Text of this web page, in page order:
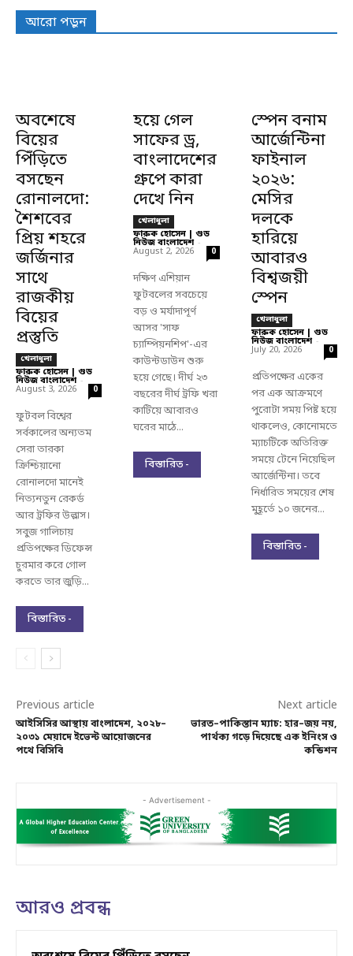
আরো পড়ুন
অবশেষে
বিয়ের
পিঁড়িতে
বসছেন
রোনালদো:
শৈশবের
প্রিয় শহরে
জর্জিনার
সাথে
রাজকীয়
বিয়ের
প্রস্তুতি
খেলাধুলা
ফারুক হোসেন | গুড
নিউজ বাংলাদেশ -
August 3, 2026 0
ফুটবল বিশ্বের
সর্বকালের অন্যতম
সেরা তারকা
ক্রিশ্চিয়ানো
রোনালদো মানেই
নিত্যনতুন রেকর্ড
আর ট্রফির উল্লাস।
সবুজ গালিচায়
প্রতিপক্ষের ডিফেন্স
চুরমার করে গোল
করতে তার জুড়ি...
বিস্তারিত -
হয়ে গেল
সাফের ড্র,
বাংলাদেশের
গ্রুপে কারা
দেখে নিন
খেলাধুলা
ফারুক হোসেন | গুড
নিউজ বাংলাদেশ -
August 2, 2026 0
দক্ষিণ এশিয়ান
ফুটবলের সবচেয়ে
বড় ও মর্যাদাপূর্ণ
আসর 'সাফ
চ্যাম্পিয়নশিপ'-এর
কাউন্টডাউন শুরু
হয়ে গেছে। দীর্ঘ ২৩
বছরের দীর্ঘ ট্রফি খরা
কাটিয়ে আবারও
ঘরের মাঠে...
বিস্তারিত -
স্পেন বনাম
আর্জেন্টিনা
ফাইনাল
২০২৬:
মেসির
দলকে
হারিয়ে
আবারও
বিশ্বজয়ী
স্পেন
খেলাধুলা
ফারুক হোসেন | গুড
নিউজ বাংলাদেশ -
July 20, 2026 0
প্রতিপক্ষের একের
পর এক আক্রমণে
পুরোটা সময় পিষ্ট হয়ে
থাকলেও, কোনোমতে
ম্যাচটিকে অতিরিক্ত
সময়ে টেনে নিয়েছিল
আর্জেন্টিনা। তবে
নির্ধারিত সময়ের শেষ
মুহূর্তে ১০ জনের...
বিস্তারিত -
Previous article
আইসিসির আস্থায় বাংলাদেশ, ২০২৮–
২০৩১ মেয়াদে ইভেন্ট আয়োজনের
পথে বিসিবি
Next article
ভারত–পাকিস্তান ম্যাচ: হার–জয় নয়,
পার্থক্য গড়ে দিয়েছে এক ইনিংস ও
কন্ডিশন
- Advertisement -
আরও প্রবন্ধ